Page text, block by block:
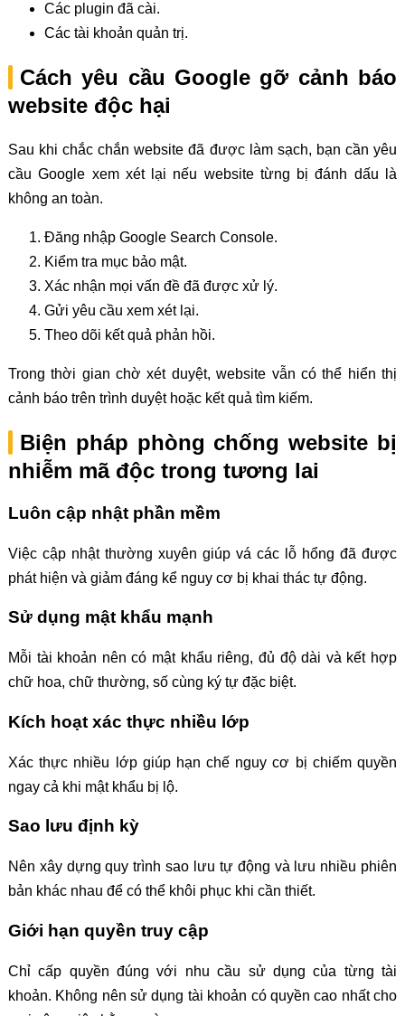
Các plugin đã cài.
Các tài khoản quản trị.
Cách yêu cầu Google gỡ cảnh báo
website độc hại
Sau khi chắc chắn website đã được làm sạch, bạn cần yêu
cầu Google xem xét lại nếu website từng bị đánh dấu là
không an toàn.
Đăng nhập Google Search Console.
Kiểm tra mục bảo mật.
Xác nhận mọi vấn đề đã được xử lý.
Gửi yêu cầu xem xét lại.
Theo dõi kết quả phản hồi.
Trong thời gian chờ xét duyệt, website vẫn có thể hiển thị
cảnh báo trên trình duyệt hoặc kết quả tìm kiếm.
Biện pháp phòng chống website bị
nhiễm mã độc trong tương lai
Luôn cập nhật phần mềm
Việc cập nhật thường xuyên giúp vá các lỗ hổng đã được
phát hiện và giảm đáng kể nguy cơ bị khai thác tự động.
Sử dụng mật khẩu mạnh
Mỗi tài khoản nên có mật khẩu riêng, đủ độ dài và kết hợp
chữ hoa, chữ thường, số cùng ký tự đặc biệt.
Kích hoạt xác thực nhiều lớp
Xác thực nhiều lớp giúp hạn chế nguy cơ bị chiếm quyền
ngay cả khi mật khẩu bị lộ.
Sao lưu định kỳ
Nên xây dựng quy trình sao lưu tự động và lưu nhiều phiên
bản khác nhau để có thể khôi phục khi cần thiết.
Giới hạn quyền truy cập
Chỉ cấp quyền đúng với nhu cầu sử dụng của từng tài
khoản. Không nên sử dụng tài khoản có quyền cao nhất cho